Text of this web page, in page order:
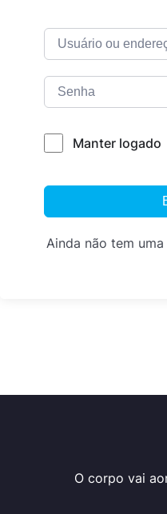
Manter logado
Ainda não tem
O corpo vai